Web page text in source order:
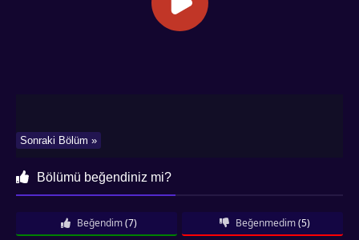
Sonraki Bölüm »
Bölümü beğendiniz mi?
Beğendim (7) Beğenmedim (5)